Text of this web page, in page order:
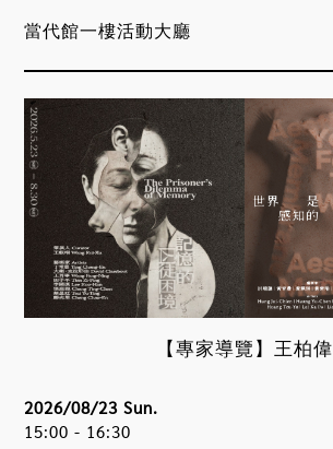
當代館一樓活動大廳
【專家導覽】王柏偉
2026/08/23 Sun.
15:00 - 16:30